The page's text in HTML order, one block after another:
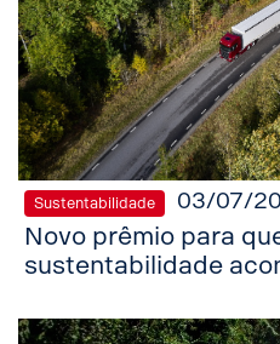
Sustentabilidade 03/07/
Novo prêmio para
sustentabilidade